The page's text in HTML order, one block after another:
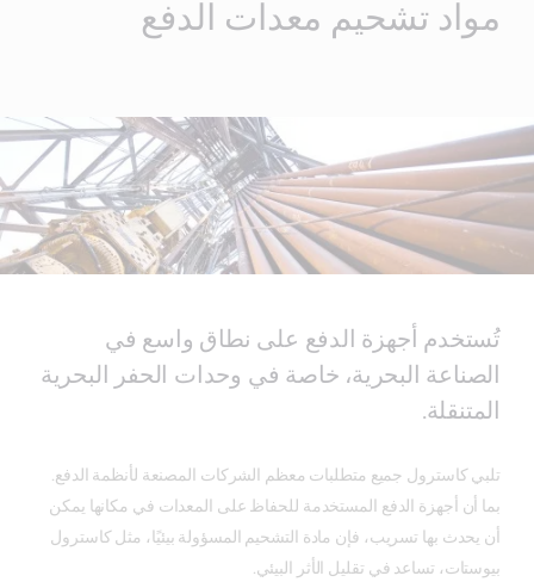
مواد تشحيم معدات الدفع
تُستخدم أجهزة الدفع على نطاق واسع في
الصناعة البحرية، خاصة في وحدات الحفر البحرية
المتنقلة.
تلبي كاسترول جميع متطلبات معظم الشركات المصنعة لأنظمة الدفع.
بما أن أجهزة الدفع المستخدمة للحفاظ على المعدات في مكانها يمكن
أن يحدث بها تسريب، فإن مادة التشحيم المسؤولة بيئيًا، مثل كاسترول
بيوستات، تساعد في تقليل الأثر البيئي.